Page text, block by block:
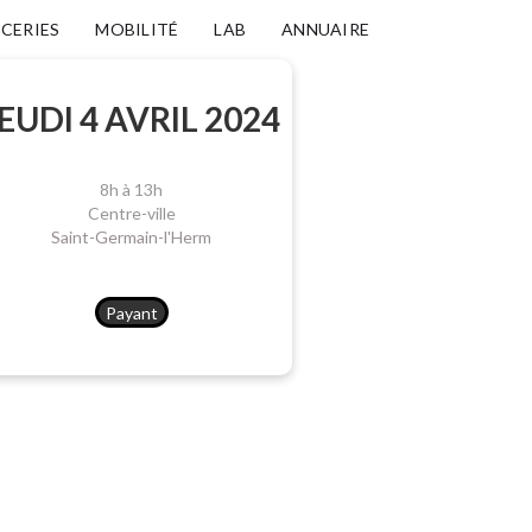
MOBILITÉ LAB ANNUAIRE
4 AVRIL 2024
8h à 13h
Centre-ville
Saint-Germain-l'Herm
Payant